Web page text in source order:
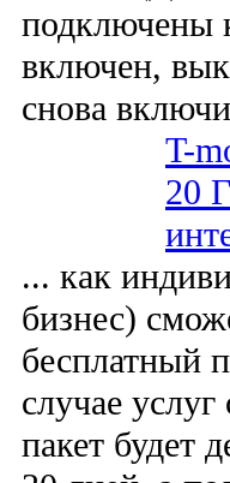
подключены
включен,
снова
T-
20
... как
бизнес)
бесплатный
случае
пакет будет